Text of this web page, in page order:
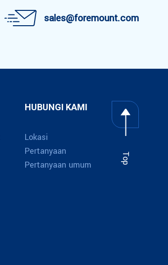
sales@foremount.com
HUBUNGI KAMI
Lokasi
Pertanyaan
Pertanyaan umum
Top